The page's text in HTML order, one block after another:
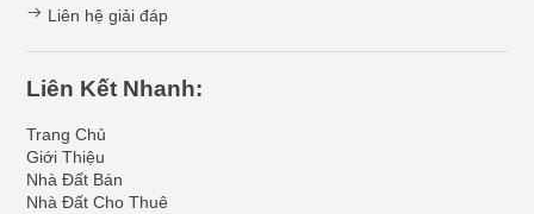
Liên hệ giải đáp
Liên Kết Nhanh:
Trang Chủ
Giới Thiệu
Nhà Đất Bán
Nhà Đất Cho Thuê